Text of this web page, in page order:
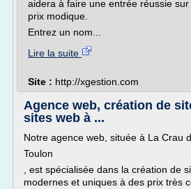
aidera à faire une entrée réussie
prix modique.
Entrez un nom...
Lire la suite
Site : http://xgestion.com
Agence web, création de
sites web à ...
Notre agence web, située à La Crau
Toulon
, est spécialisée dans la création de
modernes et uniques à des prix très